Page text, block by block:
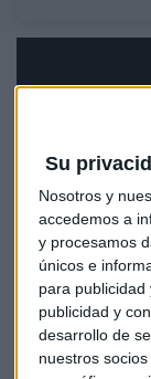
Su
Nosotros y
accedemos a
y procesamos
únicos e
para
publicidad y
desarrollo de
nuestros